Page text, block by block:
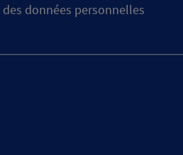
données personnelles